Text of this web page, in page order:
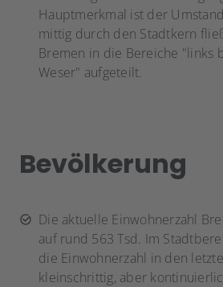
Hauptmerkmal ist der
mittig durch den Stadtkern
Bremen in die Bereiche "links
Weser" aufgeteilt.
Bevölkerung
Die aktuelle Einwohnerzahl
auf rund 563 Tsd. Im
die Einwohnerzahl in den
kleinschrittig, aber